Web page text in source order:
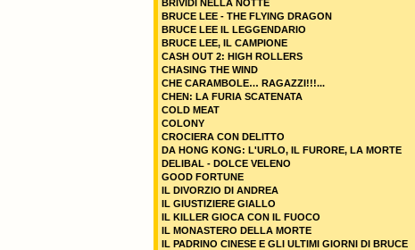
BRIVIDI NELLA NOTTE
BRUCE LEE - THE FLYING DRAGON
BRUCE LEE IL LEGGENDARIO
BRUCE LEE, IL CAMPIONE
CASH OUT 2: HIGH ROLLERS
CHASING THE WIND
CHE CARAMBOLE… RAGAZZI!!!...
CHEN: LA FURIA SCATENATA
COLD MEAT
COLONY
CROCIERA CON DELITTO
DA HONG KONG: L'URLO, IL FURORE, LA MORTE
DELIBAL - DOLCE VELENO
GOOD FORTUNE
IL DIVORZIO DI ANDREA
IL GIUSTIZIERE GIALLO
IL KILLER GIOCA CON IL FUOCO
IL MONASTERO DELLA MORTE
IL PADRINO CINESE E GLI ULTIMI GIORNI DI BRUCE